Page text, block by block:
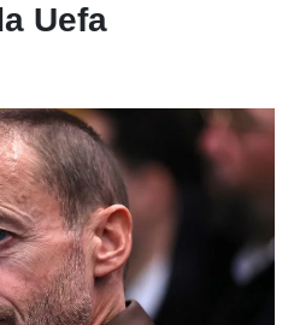
Uefa